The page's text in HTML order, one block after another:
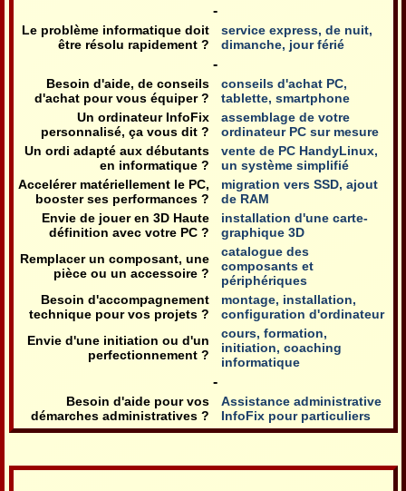
-
Le problème informatique doit
être résolu rapidement ?
service express, de nuit,
dimanche, jour férié
-
Besoin d'aide, de conseils
d'achat pour vous équiper ?
conseils d'achat PC,
tablette, smartphone
Un ordinateur InfoFix
personnalisé, ça vous dit ?
assemblage de votre
ordinateur PC sur mesure
Un ordi adapté aux débutants
en informatique ?
vente de PC HandyLinux,
un système simplifié
Accelérer matériellement le PC,
booster ses performances ?
migration vers SSD, ajout
de RAM
Envie de jouer en 3D Haute
définition avec votre PC ?
installation d'une carte-
graphique 3D
Remplacer un composant, une
pièce ou un accessoire ?
catalogue des
composants et
périphériques
Besoin d'accompagnement
technique pour vos projets ?
montage, installation,
configuration d'ordinateur
Envie d'une initiation ou d'un
perfectionnement ?
cours, formation,
initiation, coaching
informatique
-
Besoin d'aide pour vos
démarches administratives ?
Assistance administrative
InfoFix pour particuliers